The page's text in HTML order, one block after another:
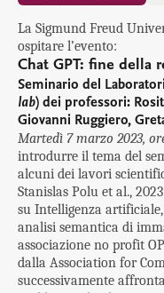
La Sigmund Freud
ospitare l’evento:
Chat GPT: fine della
Seminario del
lab) dei professori:
Giovanni Ruggiero,
Martedì 7 marzo 2023,
introdurre il tema del
alcuni dei lavori
Stanislas Polu et al.,
su Intelligenza
analisi semantica di
associazione no profit
dalla Association for
successivamente